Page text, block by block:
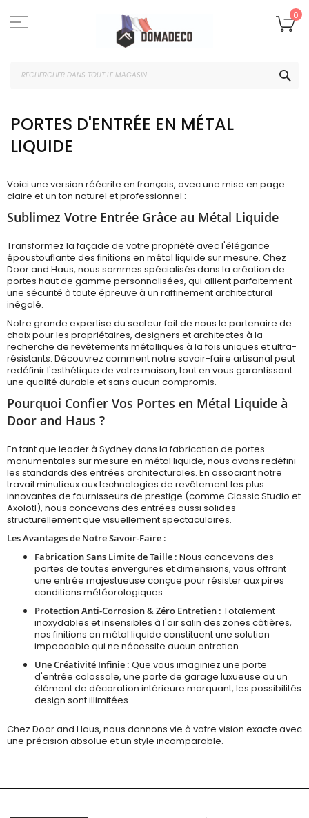
to
Content
0
PORTES D'ENTRÉE EN MÉTAL
LIQUIDE
Voici une version réécrite en français, avec une mise en page
claire et un ton naturel et professionnel :
Sublimez Votre Entrée Grâce au Métal Liquide
Transformez la façade de votre propriété avec l'élégance
époustouflante des finitions en métal liquide sur mesure. Chez
Door and Haus, nous sommes spécialisés dans la création de
portes haut de gamme personnalisées, qui allient parfaitement
une sécurité à toute épreuve à un raffinement architectural
inégalé.
Notre grande expertise du secteur fait de nous le partenaire de
choix pour les propriétaires, designers et architectes à la
recherche de revêtements métalliques à la fois uniques et ultra-
résistants. Découvrez comment notre savoir-faire artisanal peut
redéfinir l'esthétique de votre maison, tout en vous garantissant
une qualité durable et sans aucun compromis.
Pourquoi Confier Vos Portes en Métal Liquide à
Door and Haus ?
En tant que leader à Sydney dans la fabrication de portes
monumentales sur mesure en métal liquide, nous avons redéfini
les standards des entrées architecturales. En associant notre
travail minutieux aux technologies de revêtement les plus
innovantes de fournisseurs de prestige (comme Classic Studio et
Axolotl), nous concevons des entrées aussi solides
structurellement que visuellement spectaculaires.
Les Avantages de Notre Savoir-Faire :
Fabrication Sans Limite de Taille : Nous concevons des
portes de toutes envergures et dimensions, vous offrant
une entrée majestueuse conçue pour résister aux pires
conditions météorologiques.
Protection Anti-Corrosion & Zéro Entretien : Totalement
inoxydables et insensibles à l'air salin des zones côtières,
nos finitions en métal liquide constituent une solution
impeccable qui ne nécessite aucun entretien.
Une Créativité Infinie : Que vous imaginiez une porte
d'entrée colossale, une porte de garage luxueuse ou un
élément de décoration intérieure marquant, les possibilités
design sont illimitées.
Chez Door and Haus, nous donnons vie à votre vision exacte avec
une précision absolue et un style incomparable.